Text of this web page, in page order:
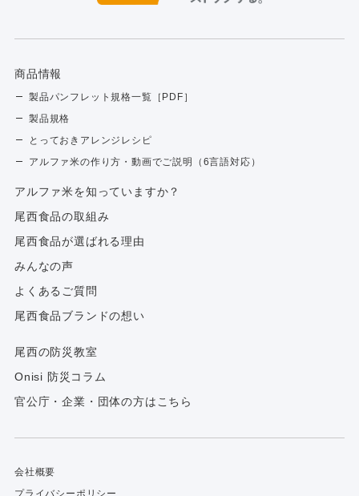
商品情報
製品パンフレット規格一覧［PDF］
製品規格
とっておきアレンジレシピ
アルファ米の作り方・動画でご説明（6言語対応）
アルファ⽶を知っていますか？
尾西食品の取組み
尾西食品が選ばれる理由
みんなの声
よくあるご質問
尾西食品ブランドの想い
尾西の防災教室
Onisi 防災コラム
官公庁・企業・団体の方はこちら
会社概要
プライバシーポリシー